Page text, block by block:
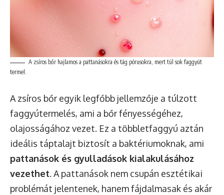
A zsíros bőr hajlamos a pattanásokra és tág pórusokra, mert túl sok faggyút
termel.
A zsíros bőr egyik legfőbb jellemzője a túlzott
faggyútermelés, ami a bőr fényességéhez,
olajosságához vezet. Ez a többletfaggyú aztán
ideális táptalajt biztosít a baktériumoknak, ami
pattanások és gyulladások kialakulásához
vezethet. A pattanások nem csupán esztétikai
problémát jelentenek, hanem fájdalmasak és akár